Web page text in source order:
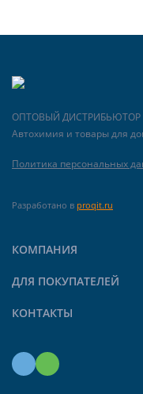
ОПТОВЫЙ ДИСТРИБЬЮТОР
Автохимия и товары для
Политика персональных
Разработано в proqit.ru
КОМПАНИЯ
ДЛЯ ПОКУПАТЕЛЕЙ
КОНТАКТЫ